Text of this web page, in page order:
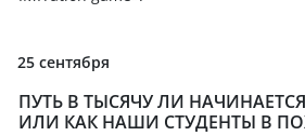
25 сентября
ПУТЬ В ТЫСЯЧУ ЛИ
ИЛИ КАК НАШИ СТУДЕНТЫ В